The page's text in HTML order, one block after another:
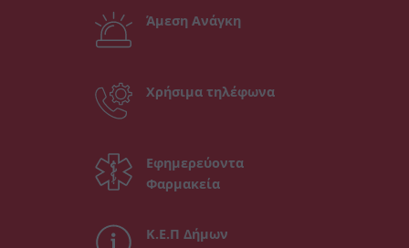
Άμεση Ανάγκη
Χρήσιμα τηλέφωνα
Εφημερεύοντα
Φαρμακεία
Κ.Ε.Π Δήμων